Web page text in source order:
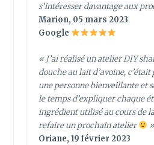
s’intéresser davantage aux
Marion, 05 mars 2023
Google
« J’ai réalisé un atelier DIY
douche au lait d’avoine,
une personne bienveillante et
le temps d’expliquer chaque
ingrédient utilisé au cours de
refaire un prochain atelier
»
Oriane, 19 février 2023